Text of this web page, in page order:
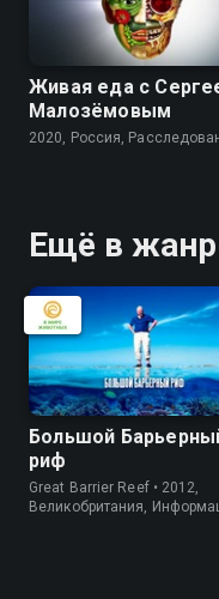
Живая еда с
Малозёмовым
2020, Россия,
Ещё в
Большой
риф
Great Barrier Reef • 2012,
Великобритания,